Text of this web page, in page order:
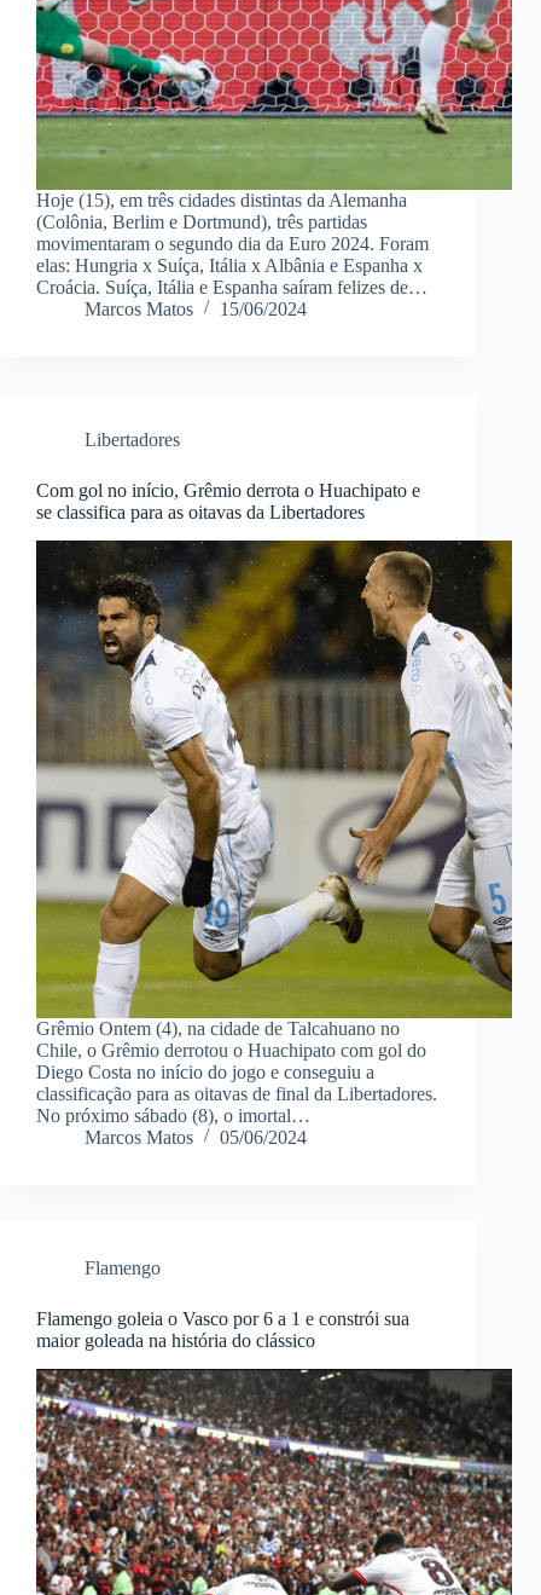
Hoje (15), em três cidades distintas da Alemanha
(Colônia, Berlim e Dortmund), três partidas
movimentaram o segundo dia da Euro 2024. Foram
elas: Hungria x Suíça, Itália x Albânia e Espanha x
Croácia. Suíça, Itália e Espanha saíram felizes de…
Marcos Matos
15/06/2024
Libertadores
Com gol no início, Grêmio derrota o Huachipato e
se classifica para as oitavas da Libertadores
Grêmio Ontem (4), na cidade de Talcahuano no
Chile, o Grêmio derrotou o Huachipato com gol do
Diego Costa no início do jogo e conseguiu a
classificação para as oitavas de final da Libertadores.
No próximo sábado (8), o imortal…
Marcos Matos
05/06/2024
Flamengo
Flamengo goleia o Vasco por 6 a 1 e constrói sua
maior goleada na história do clássico